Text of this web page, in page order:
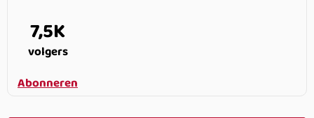
7,5K
volgers
Abonneren